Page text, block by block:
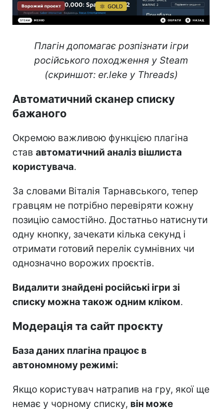
Плагін допомагає розпізнати ігри
російського походження у Steam
(скриншот: er.leke у Threads)
Автоматичний сканер списку
бажаного
Окремою важливою функцією плагіна
став автоматичний аналіз вішлиста
користувача.
За словами Віталія Тарнавського, тепер
гравцям не потрібно перевіряти кожну
позицію самостійно. Достатньо натиснути
одну кнопку, зачекати кілька секунд і
отримати готовий перелік сумнівних чи
однозначно ворожих проєктів.
Видалити знайдені російські ігри зі
списку можна також одним кліком.
Модерація та сайт проєкту
База даних плагіна працює в
автономному режимі:
Якщо користувач натрапив на гру, якої ще
немає у чорному списку, він може